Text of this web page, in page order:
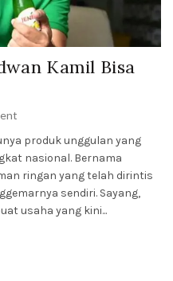
Kamil Bisa
produk unggulan yang
nasional. Bernama
ringan yang telah dirintis
sendiri. Sayang,
usaha yang kini...